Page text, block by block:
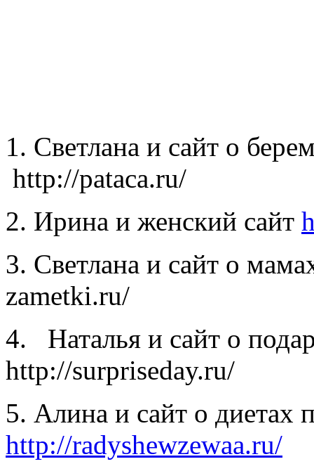
1. Светлана и сайт о
http://pataca.ru/
2. Ирина и женский сайт
3. Светлана и сайт о
zametki.ru/
4. Наталья и сайт о
http://surpriseday.ru/
5. Алина и сайт о диетах
http://radyshewzewaa.ru/